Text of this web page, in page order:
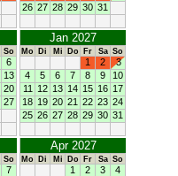
26 27 28 29 30 31
So
6
13
20
27
Jan 2027
Mo Di Mi Do Fr Sa So
1 2
3
4
5 6 7 8 9
10
11
12 13 14 15 16 17
18 19 20 21 22 23 24
25 26 27 28 29 30 31
So
7
Apr 2027
Mo Di Mi Do Fr Sa So
1 2 3
4